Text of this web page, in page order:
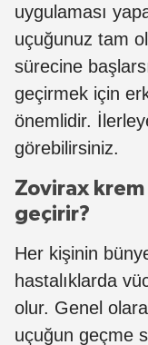
uygulaması
uçuğunuz tam
sürecine
geçirmek için
önemlidir.
görebilirsiniz.
Zovirax
geçirir?
Her kişinin
hastalıklarda
olur. Genel
uçuğun geçme